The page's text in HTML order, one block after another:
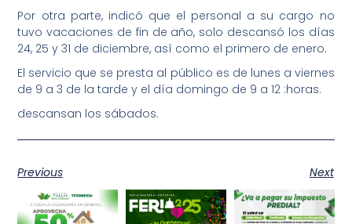
Por otra parte, indicó que el personal a su cargo no
tuvo vacaciones de fin de año, solo descansó los días
24, 25 y 31 de diciembre, así como el primero de enero.
El servicio que se presta al público es de lunes a viernes
de 9 a 3 de la tarde y el día domingo de 9 a 12 :horas.
descansan los sábados.
Previous Next